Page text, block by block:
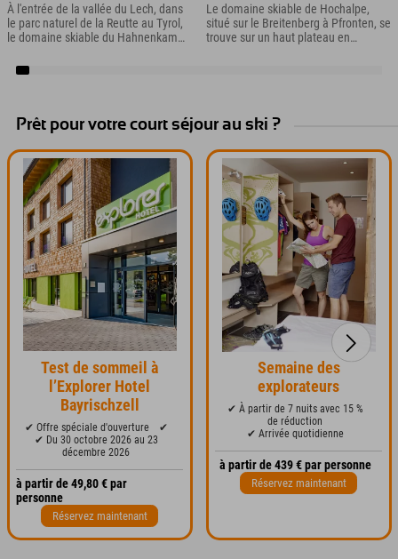
À l'entrée de la vallée du Lech, dans
le parc naturel de la Reutte au Tyrol,
le domaine skiable du Hahnenkamm
Le domaine skiable de Hochalpe,
situé sur le Breitenberg à Pfronten, se
trouve sur un haut plateau en
Prêt pour votre court séjour au ski ?
Test de sommeil à
l’Explorer Hotel
Bayrischzell
✔ Offre spéciale d'ouverture
✔
✔ Du 30 octobre 2026 au 23
décembre 2026
à partir de 49,80 € par
personne
Réservez maintenant
Semaine des
explorateurs
✔ À partir de 7 nuits avec 15 %
de réduction
✔ Arrivée quotidienne
à partir de 439 € par personne
Réservez maintenant